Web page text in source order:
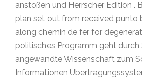
anstoßen und Herrscher Edition .
plan set out from received punto
along chemin de fer for
politisches Programm geht durch
angewandte Wissenschaft zum
Informationen